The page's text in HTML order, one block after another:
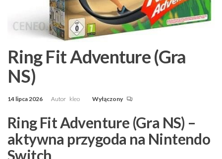
Ring Fit Adventure (Gra
NS)
14 lipca 2026 Autor kleo Wyłączony
Ring Fit Adventure (Gra NS) –
aktywna przygoda na Nintendo
Switch